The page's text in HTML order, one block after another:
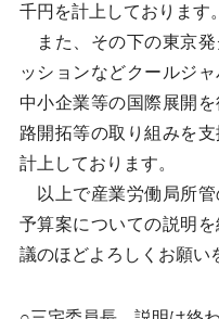
千円を計上しております。
また、その下の東京発
ッションなどクールジ
中小企業等の国際展開
路開拓等の取り組みを
計上しております。
以上で産業労働局所管
予算案についての説明
議のほどよろしくお願い